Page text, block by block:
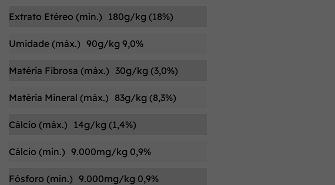
Extrato Etéreo (mín.) 180g/kg (18%)
Umidade (máx.) 90g/kg 9,0%
Matéria Fibrosa (máx.) 30g/kg (3,0%)
Matéria Mineral (máx.) 83g/kg (8,3%)
Cálcio (máx.) 14g/kg (1,4%)
Cálcio (mín.) 9.000mg/kg 0,9%
Fósforo (mín.) 9.000mg/kg 0,9%